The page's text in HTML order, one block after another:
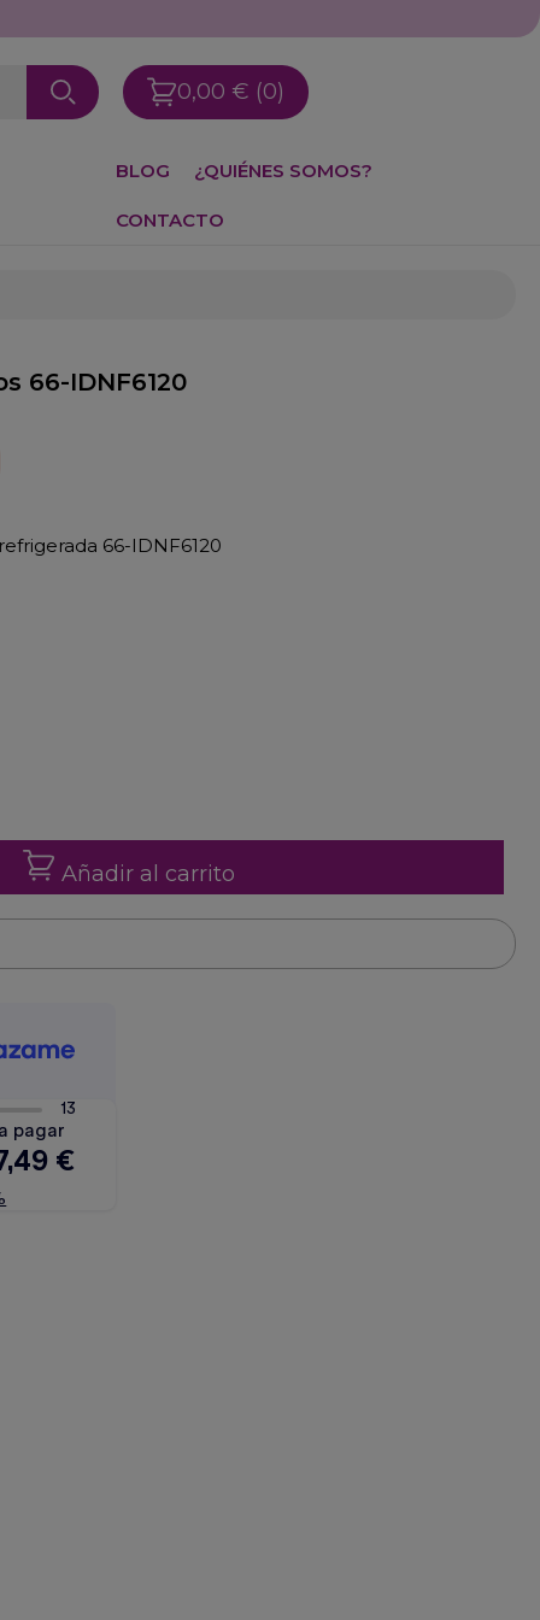
0,00 € (0)
BLOG ¿QUIÉNES SOMOS?
CONTACTO
66-IDNF6120
66-IDNF6120
Añadir al carrito